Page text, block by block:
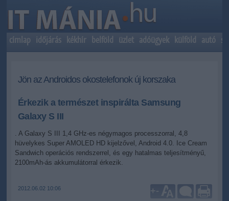
címlap időjárás kékhír belföld üzlet adóügyek külföld autó
Jön az Androidos okostelefonok új korszaka
Érkezik a természet inspirálta Samsung
Galaxy S III
. A Galaxy S III 1,4 GHz-es négymagos processzorral, 4,8
hüvelykes Super AMOLED HD kijelzővel, Android 4.0. Ice Cream
Sandwich operációs rendszerrel, és egy hatalmas teljesítményű,
2100mAh-ás akkumulátorral érkezik.
2012.06.02 10:06 +-